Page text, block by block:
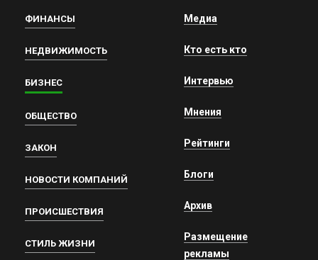
ФИНАНСЫ
НЕДВИЖИМОСТЬ
БИЗНЕС
ОБЩЕСТВО
ЗАКОН
НОВОСТИ КОМПАНИЙ
ПРОИСШЕСТВИЯ
СТИЛЬ ЖИЗНИ
Медиа
Кто есть кто
Интервью
Мнения
Рейтинги
Блоги
Архив
Размещение
рекламы